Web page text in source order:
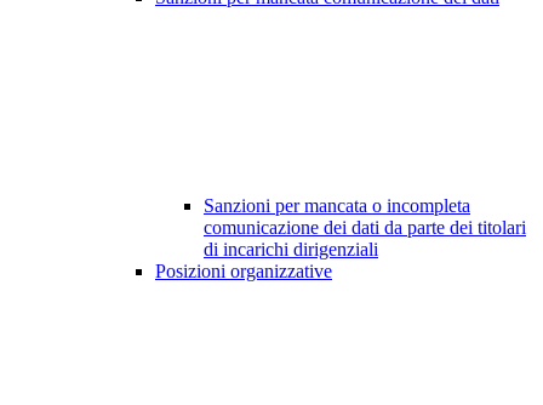
Sanzioni per mancata o incompleta
comunicazione dei dati da parte dei titolari
di incarichi dirigenziali
Posizioni organizzative